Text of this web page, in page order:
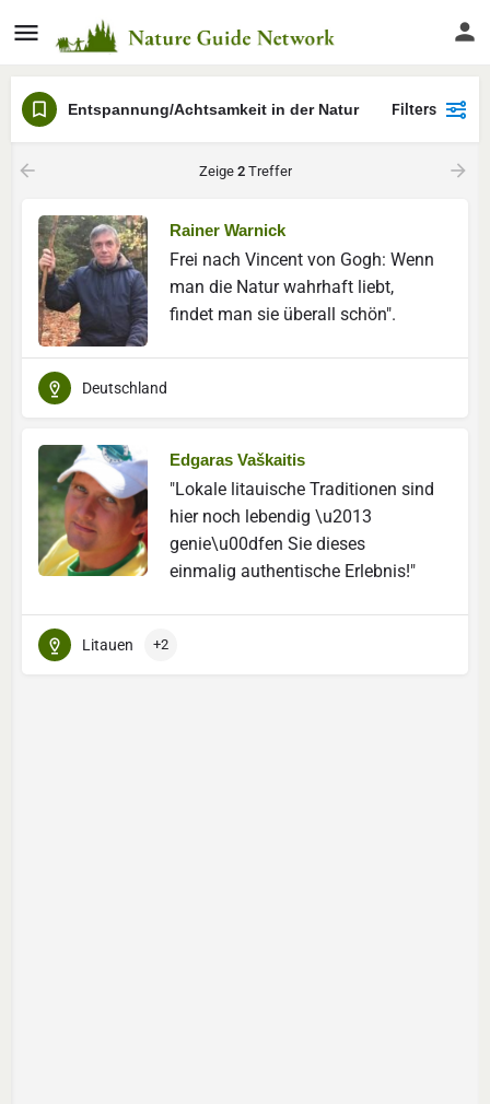
Entspannung/Achtsamkeit in der Natur Filters
Zeige 2Treffer
Rainer Warnick
Frei nach Vincent von Gogh: Wenn
man die Natur wahrhaft liebt,
findet man sie überall schön".
Deutschland
Edgaras Vaškaitis
"Lokale litauische Traditionen sind
hier noch lebendig \u2013
genie\u00dfen Sie dieses
einmalig authentische Erlebnis!"
Litauen +2